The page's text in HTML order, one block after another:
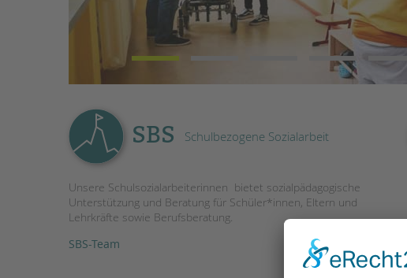
SBS Schulbezogene Sozialarbeit
Unsere Schulsozialarbeiterinnen bietet sozialpädagogische
Unterstützung und Beratung für Schüler*innen, Eltern und
Lehrkräfte sowie Berufsberatung.
SBS-Team